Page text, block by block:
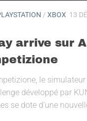
/ XBOX 13
arrive sur
le
développé par
se dote d’une